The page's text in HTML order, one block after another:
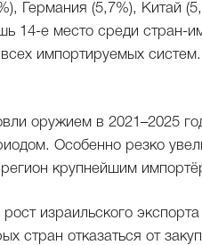
Германия (5,7%), Китай
14-е место среди стран-
импортируемых систем.
оружием в 2021–2025
Особенно резко
крупнейшим
израильского
стран отказаться от